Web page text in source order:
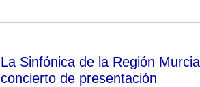
La Sinfónica de la Región
concierto de presentación